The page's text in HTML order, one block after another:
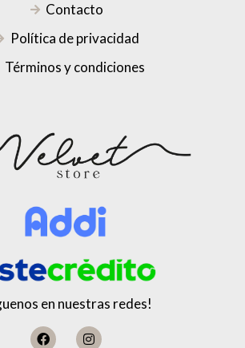
Contacto
Política de privacidad
Términos y condiciones
en nuestras redes!